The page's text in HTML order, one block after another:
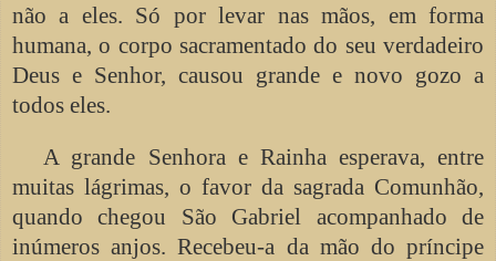
não a eles. Só por levar nas mãos, em forma
humana, o corpo sacramentado do seu verdadeiro
Deus e Senhor, causou grande e novo gozo a
todos eles.
A grande Senhora e Rainha esperava, entre
muitas lágrimas, o favor da sagrada Comunhão,
quando chegou São Gabriel acompanhado de
inúmeros anjos. Recebeu-a da mão do príncipe